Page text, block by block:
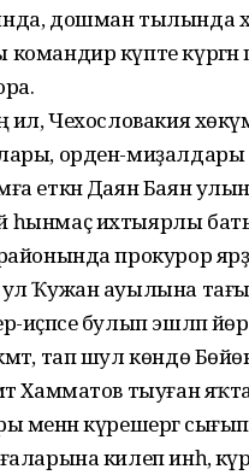
дошман тылында
күпте
ил, Чехословакия
орден-
еткән Даян Баян
һынмаҫ ихтыярлы
прокурор
Ҡужан ауылына тағы
иҫәпсе булып эшләп
тап шул көндө
Хамматов тыуған
менән күрешергә сығып
килеп инһә,